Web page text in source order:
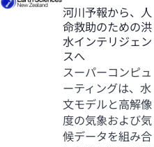
河川予報から、人
命救助のための洪
水インテリジェン
スへ
スーパーコンピュ
ーティングは、水
文モデルと高解像
度の気象および気
候データを組み合